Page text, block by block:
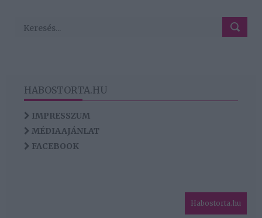
HABOSTORTA.HU
IMPRESSZUM
MÉDIAAJÁNLAT
FACEBOOK
Habostorta.hu